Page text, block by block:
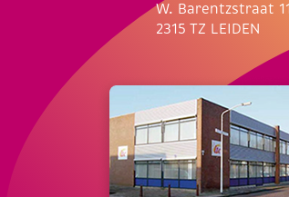
W. Barentzstraat
2315 TZ LEIDEN